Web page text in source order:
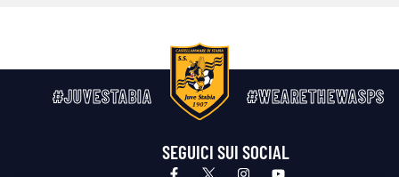
#JUVESTABIA #WEARETHEWASPS
SEGUICI SUI SOCIAL